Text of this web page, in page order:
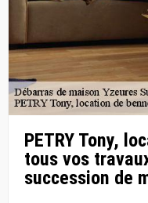
PETRY Tony,
tous vos
succession de